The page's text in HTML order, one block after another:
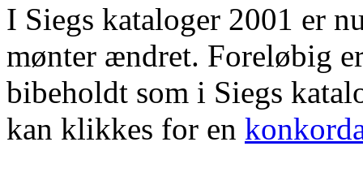
I Siegs kataloger 2001 er
mønter ændret. Foreløbig
bibeholdt som i Siegs
kan klikkes for en